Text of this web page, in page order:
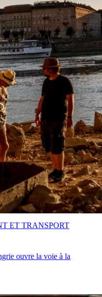
ouvre la voie à la
ET TRANSPORT